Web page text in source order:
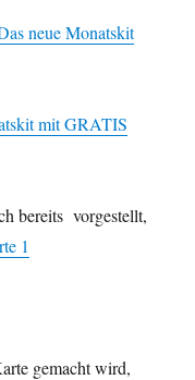
neue Monatskit
mit GRATIS
bereits vorgestellt,
1
gemacht wird,